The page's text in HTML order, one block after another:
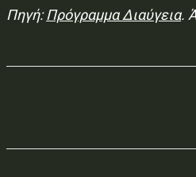
Πηγή:Πρόγραμμα Διαύγεια.